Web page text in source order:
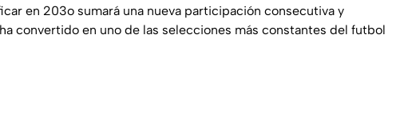
en 203o sumará una nueva participación consecutiva y
convertido en uno de las selecciones más constantes del futbol